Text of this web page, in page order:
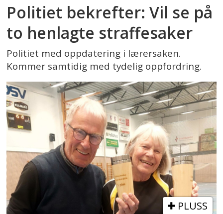
Politiet bekrefter: Vil se på
to henlagte straffesaker
Politiet med oppdatering i lærersaken.
Kommer samtidig med tydelig oppfordring.
PLUSS